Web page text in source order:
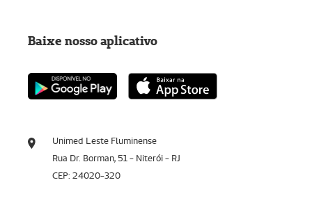
Unimed Leste Fluminense
Rua Dr. Borman, 51 - Niterói - RJ
CEP: 24020-320
Baixe nosso aplicativo